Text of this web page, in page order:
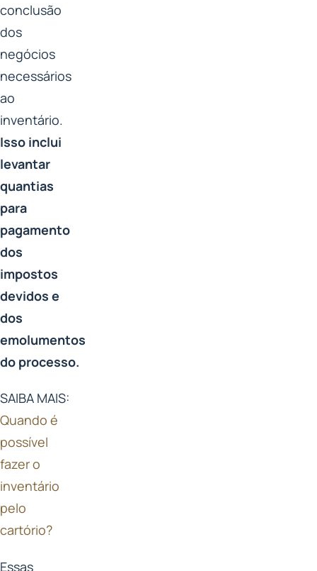
conclusão
dos
negócios
necessários
ao
inventário.
Isso inclui
levantar
quantias
para
pagamento
dos
impostos
devidos e
dos
emolumentos
do processo.
SAIBA MAIS:
Quando é
possível
fazer o
inventário
pelo
cartório?
Essas